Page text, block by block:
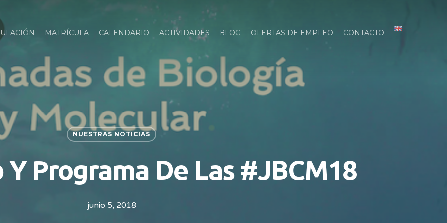
MATRÍCULA CALENDARIO ACTIVIDADES BLOG OFERTAS DE EMPLEO CONTACTO
NUESTRAS NOTICIAS
Y Programa De Las #JBCM18
junio 5, 2018